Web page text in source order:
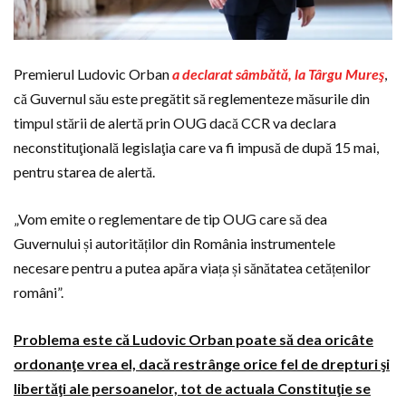
Premierul Ludovic Orbana declarat sâmbătă, la Târgu Mureş,
că Guvernul său este pregătit să reglementeze măsurile din
timpul stării de alertă prin OUG dacă CCR va declara
neconstituţională legislaţia care va fi impusă de după 15 mai,
pentru starea de alertă.
„Vom emite o reglementare de tip OUG care să dea
Guvernului și autorităților din România instrumentele
necesare pentru a putea apăra viața și sănătatea cetățenilor
români”.
Problema este că Ludovic Orban poate să dea oricâte
ordonanţe vrea el, dacă restrânge orice fel de drepturi şi
libertăţi ale persoanelor, tot de actuala Constituţie se